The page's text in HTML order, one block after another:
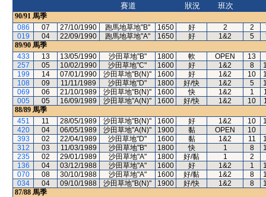
賽道
狀況
班次
90/91 馬季
086
07 27/10/1990 跑馬地草地"B" 1650 好 2 2
019
04 22/09/1990 跑馬地草地"A" 1650 好 1&2 5
89/90 馬季
433
13 13/05/1990 沙田草地"B" 1800 軟 OPEN
13
257
05 10/02/1990 沙田草地"C" 1600 好 1&2 8
199
14 07/01/1990 沙田草地"B(N)" 1600 好 1&2 10
108
09 11/11/1989 沙田草地"D" 1800 好/快 1&2 5
069
06 21/10/1989 沙田草地"B(N)" 1600 快 1&2 1
005
05 16/09/1989 沙田草地"A(N)" 1600 好/快 1&2 10
88/89 馬季
451
11 28/05/1989 沙田草地"B(N)" 1600 好 1&2 10
420
04 06/05/1989 沙田草地"A(N)" 1900 黏 OPEN
10
393
02 22/04/1989 沙田草地"D" 1600 黏 1&2 11
312
03 11/03/1989 沙田草地"B" 1800 快 1 8
235
02 29/01/1989 沙田草地"A" 1800 好/黏 1
2
136
04 03/12/1988 沙田草地"A" 1600 好 1&2 1
070
08 30/10/1988 沙田草地"A" 1600 好/黏 1&2 8
034
04 09/10/1988 沙田草地"B(N)" 1900 好/快 1&2 8
87/88 馬季